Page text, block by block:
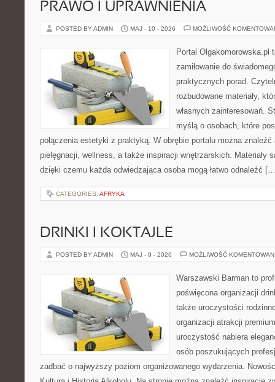
PRAWO I UPRAWNIENIA
POSTED BY ADMIN MAJ - 10 - 2026 MOŻLIWOŚĆ
Portal Olgakomorowska.pl
zamiłowanie do
praktycznych porad.
rozbudowane materiały,
własnych zainteresowań.
myślą o osobach, które
połączenia estetyki z praktyką. W obrębie portalu można
pielęgnacji, wellness, a także inspiracji wnętrzarskich. Materiały
dzięki czemu każda odwiedzająca osoba mogą łatwo odnaleźć
CATEGORIES: AFRYKA
DRINKI I KOKTAJLE
POSTED BY ADMIN MAJ - 9 - 2026 MOŻLIWOŚĆ
Warszawski Barman to
poświęcona organizacji
także uroczystości
organizacji atrakcji
uroczystość nabiera
osób poszukujących
zadbać o najwyższy poziom organizowanego wydarzenia.